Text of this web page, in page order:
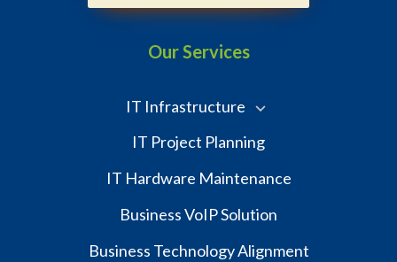
Our Services
IT Infrastructure
IT Project Planning
IT Hardware Maintenance
Business VoIP Solution
Business Technology Alignment